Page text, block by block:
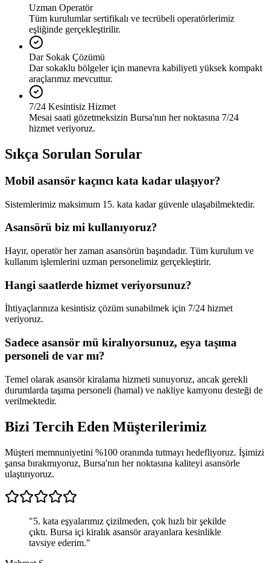
Uzman Operatör
Tüm kurulumlar sertifikalı ve tecrübeli operatörlerimiz
eşliğinde gerçekleştirilir.
Dar Sokak Çözümü
Dar sokaklu bölgeler için manevra kabiliyeti yüksek kompakt
araçlarımız mevcuttur.
7/24 Kesintisiz Hizmet
Mesai saati gözetmeksizin Bursa'nın her noktasına 7/24
hizmet veriyoruz.
Sıkça Sorulan Sorular
Mobil asansör kaçıncı kata kadar ulaşıyor?
Sistemlerimiz maksimum 15. kata kadar güvenle ulaşabilmektedir.
Asansörü biz mi kullanıyoruz?
Hayır, operatör her zaman asansörün başındadır. Tüm kurulum ve
kullanım işlemlerini uzman personelimiz gerçekleştirir.
Hangi saatlerde hizmet veriyorsunuz?
İhtiyaçlarınıza kesintisiz çözüm sunabilmek için 7/24 hizmet
veriyoruz.
Sadece asansör mü kiralıyorsunuz, eşya taşıma
personeli de var mı?
Temel olarak asansör kiralama hizmeti sunuyoruz, ancak gerekli
durumlarda taşıma personeli (hamal) ve nakliye kamyonu desteği de
verilmektedir.
Bizi Tercih Eden Müşterilerimiz
Müşteri memnuniyetini %100 oranında tutmayı hedefliyoruz. İşimizi
şansa bırakmıyoruz, Bursa'nın her noktasına kaliteyi asansörle
ulaştırıyoruz.
"5. kata eşyalarımız çizilmeden, çok hızlı bir şekilde
çıktı. Bursa içi kiralık asansör arayanlara kesinlikle
tavsiye ederim."